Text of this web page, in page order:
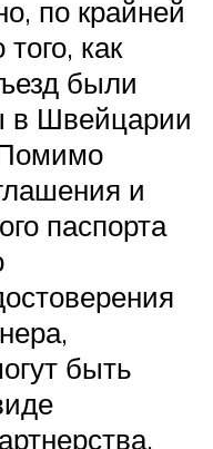
по крайней
как
были
в Швейцарии
и
паспорта
быть